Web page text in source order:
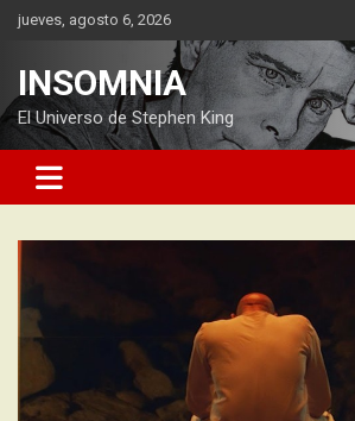
Saltarjueves, agosto 6, 2026
INSOMNIA
El Universo de Stephen King